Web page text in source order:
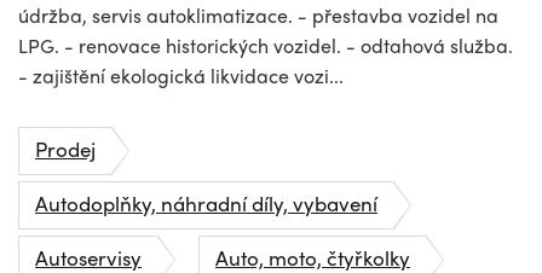
údržba, servis autoklimatizace. - přestavba vozidel na
LPG. - renovace historických vozidel. - odtahová služba.
- zajištění ekologická likvidace vozi...
Prodej
Autodoplňky, náhradní díly, vybavení
Autoservisy
Auto, moto, čtyřkolky